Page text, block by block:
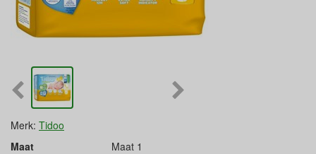
Merk: Tidoo
Maat
Maat 1